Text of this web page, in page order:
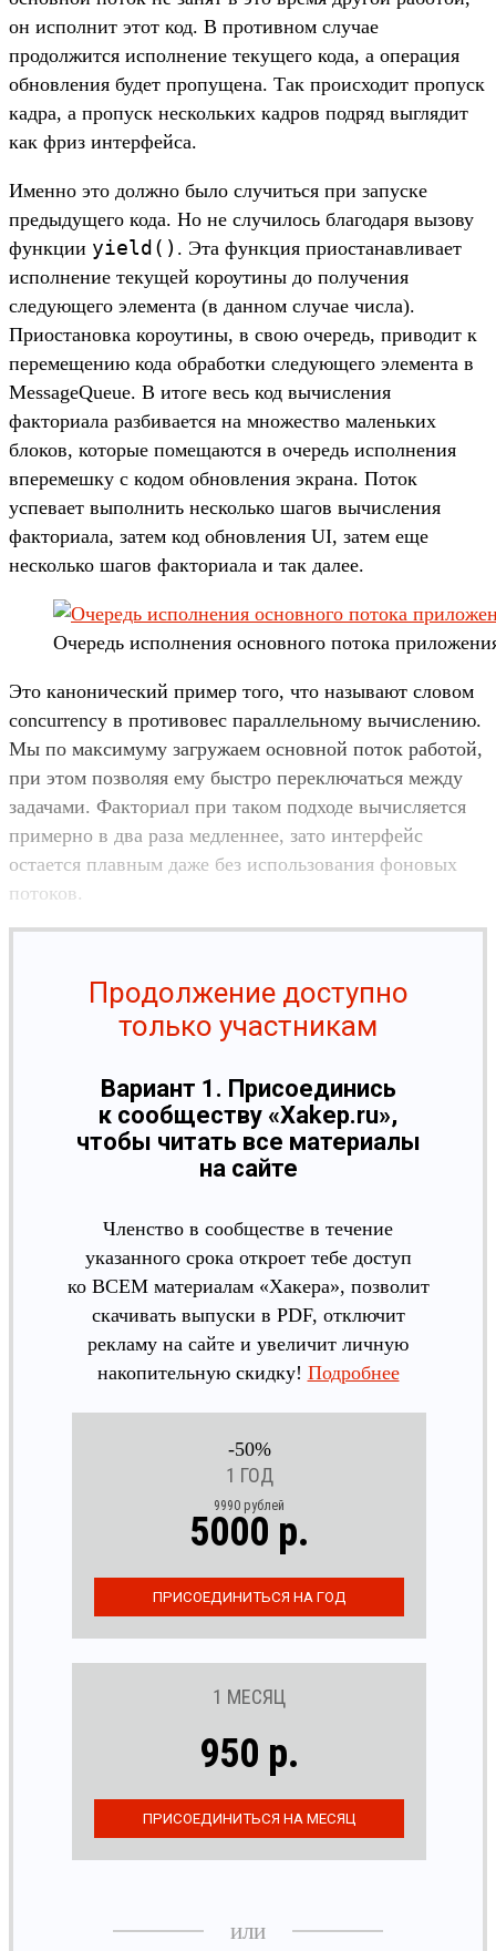
он исполнит этот код. В противном случае
продолжится исполнение текущего кода, а операция
обновления будет пропущена. Так происходит пропуск
кадра, а пропуск нескольких кадров подряд выглядит
как фриз интерфейса.
Именно это должно было случиться при запуске
предыдущего кода. Но не случилось благодаря вызову
функции yield() . Эта функция приостанавливает
исполнение текущей короутины до получения
следующего элемента (в данном случае числа).
Приостановка короутины, в свою очередь, приводит к
перемещению кода обработки следующего элемента в
MessageQueue. В итоге весь код вычисления
факториала разбивается на множество маленьких
блоков, которые помещаются в очередь исполнения
вперемешку с кодом обновления экрана. Поток
успевает выполнить несколько шагов вычисления
факториала, затем код обновления UI, затем еще
несколько шагов факториала и так далее.
Очередь исполнения основного потока
Это канонический пример того, что называют словом
concurrency в противовес параллельному вычислению.
Мы по максимуму загружаем основной поток работой,
при этом позволяя ему быстро переключаться между
задачами. Факториал при таком подходе вычисляется
примерно в два раза медленнее, зато интерфейс
остается плавным даже без использования фоновых
потоков.
Продолжение доступно
только участникам
Вариант 1. Присоединись
к сообществу «Xakep.ru»,
чтобы читать все материалы
на сайте
Членство в сообществе в течение
указанного срока откроет тебе доступ
ко ВСЕМ материалам «Хакера», позволит
скачивать выпуски в PDF, отключит
рекламу на сайте и увеличит личную
накопительную скидку! Подробнее
-50%
1 ГОД
9990 рублей
5000 р.
1 МЕСЯЦ
950 р.